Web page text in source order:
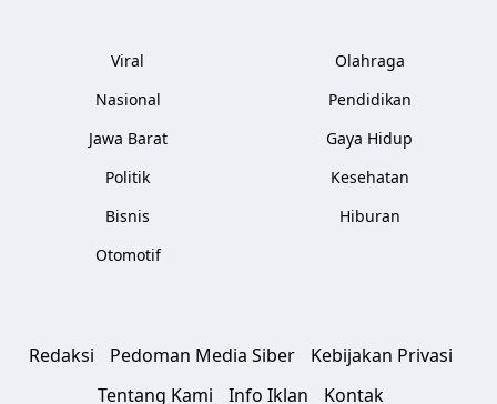
Viral
Nasional
Jawa Barat
Politik
Bisnis
Otomotif
Olahraga
Pendidikan
Gaya Hidup
Kesehatan
Hiburan
Redaksi Pedoman Media Siber
Kebijakan Privasi
Tentang Kami
Info Iklan Kontak